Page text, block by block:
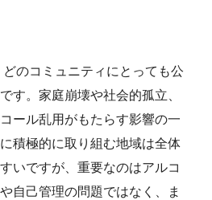
のコミュニティにとっても公
す。家庭崩壊や社会的孤立、
ール乱用がもたらす影響の一
積極的に取り組む地域は全体
いですが、重要なのはアルコ
自己管理の問題ではなく、ま